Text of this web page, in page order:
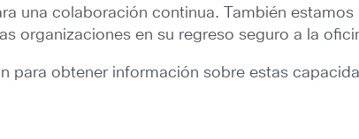
una colaboración continua. También
organizaciones en su regreso seguro a la
para obtener información sobre estas